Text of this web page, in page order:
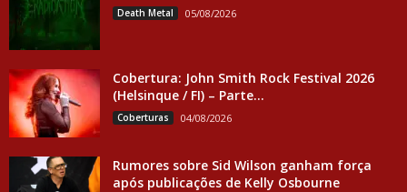
Death Metal 05/08/2026
Cobertura: John Smith Rock Festival 2026
(Helsinque / FI) – Parte...
Coberturas 04/08/2026
Rumores sobre Sid Wilson ganham força
após publicações de Kelly Osbourne